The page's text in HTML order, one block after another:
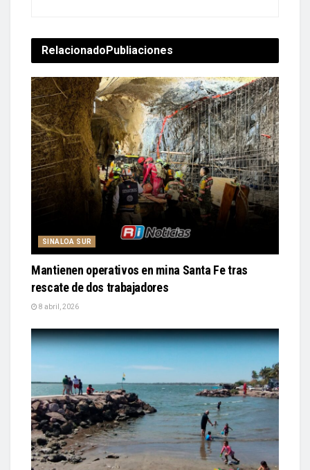
RelacionadoPubliaciones
SINALOA SUR
Mantienen operativos en mina Santa Fe tras
rescate de dos trabajadores
8 abril, 2026